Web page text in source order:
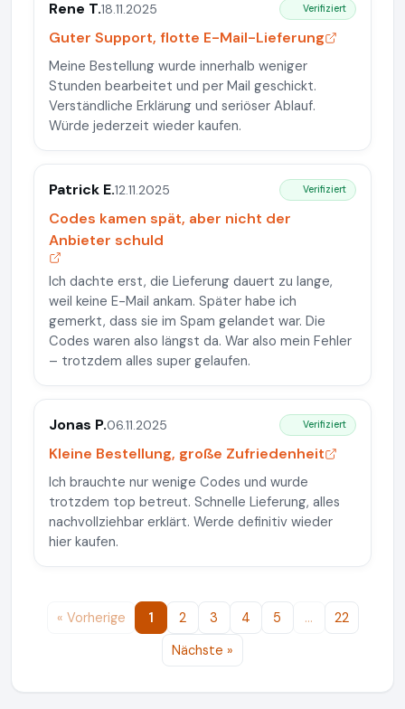
Rene T.18.11.2025 Verifiziert
Guter Support, flotte E-Mail-Lieferung
Meine Bestellung wurde innerhalb weniger
Stunden bearbeitet und per Mail geschickt.
Verständliche Erklärung und seriöser Ablauf.
Würde jederzeit wieder kaufen.
Patrick E.12.11.2025 Verifiziert
Codes kamen spät, aber nicht der
Anbieter schuld
Ich dachte erst, die Lieferung dauert zu lange,
weil keine E-Mail ankam. Später habe ich
gemerkt, dass sie im Spam gelandet war. Die
Codes waren also längst da. War also mein Fehler
– trotzdem alles super gelaufen.
Jonas P.06.11.2025 Verifiziert
Kleine Bestellung, große Zufriedenheit
Ich brauchte nur wenige Codes und wurde
trotzdem top betreut. Schnelle Lieferung, alles
nachvollziehbar erklärt. Werde definitiv wieder
hier kaufen.
« Vorherige 1 2 3 4 5 …
22
Nächste »